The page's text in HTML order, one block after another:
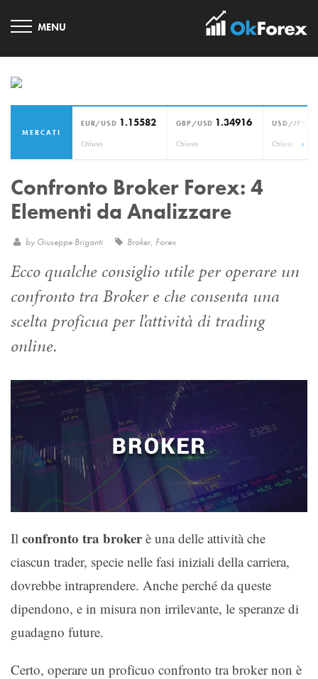
MERCATI
EUR/USD 1.15582
Chiuso
GBP/USD 1.34916
Chiuso
USD/JPY
Chiuso ›
Confronto Broker Forex: 4
Elementi da Analizzare
by Giuseppe Briganti Broker, Forex
Ecco qualche consiglio utile per operare un
confronto tra Broker e che consenta una
scelta proficua per l’attività di trading
online.
Il confronto tra brokerè una delle attività che
ciascun trader, specie nelle fasi iniziali della carriera,
dovrebbe intraprendere. Anche perché da queste
dipendono, e in misura non irrilevante, le speranze di
guadagno future.
Certo, operare un proficuo confronto tra broker non è